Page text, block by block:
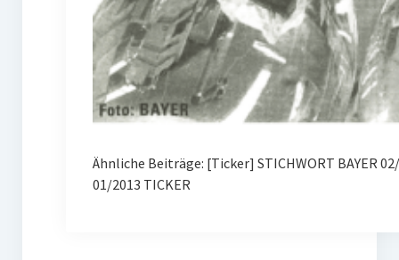
Ähnliche Beiträge: [Ticker] STICHWORT BAYER
01/2013 TICKER